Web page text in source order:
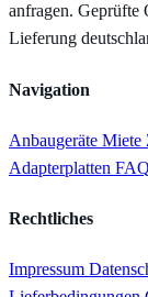
anfragen. Geprüfte
Lieferung
Navigation
Anbaugeräte Miete
Adapterplatten FAQ
Rechtliches
Impressum